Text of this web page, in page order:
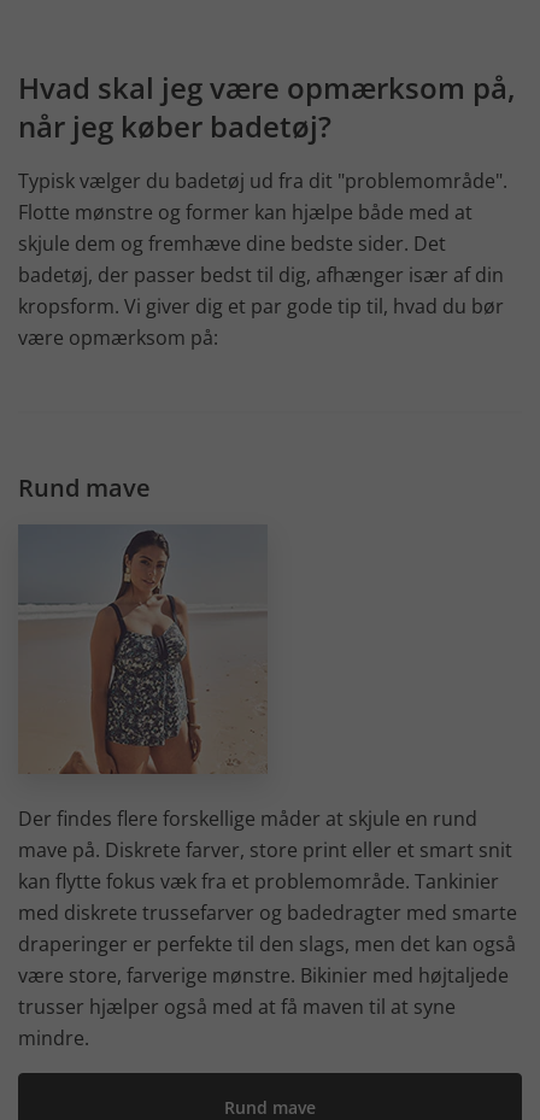
Hvad skal jeg være opmærksom på,
når jeg køber badetøj?
Typisk vælger du badetøj ud fra dit "problemområde".
Flotte mønstre og former kan hjælpe både med at
skjule dem og fremhæve dine bedste sider. Det
badetøj, der passer bedst til dig, afhænger især af din
kropsform. Vi giver dig et par gode tip til, hvad du bør
være opmærksom på:
Rund mave
Der findes flere forskellige måder at skjule en rund
mave på. Diskrete farver, store print eller et smart snit
kan flytte fokus væk fra et problemområde. Tankinier
med diskrete trussefarver og badedragter med smarte
draperinger er perfekte til den slags, men det kan også
være store, farverige mønstre. Bikinier med højtaljede
trusser hjælper også med at få maven til at syne
mindre.
Rund mave